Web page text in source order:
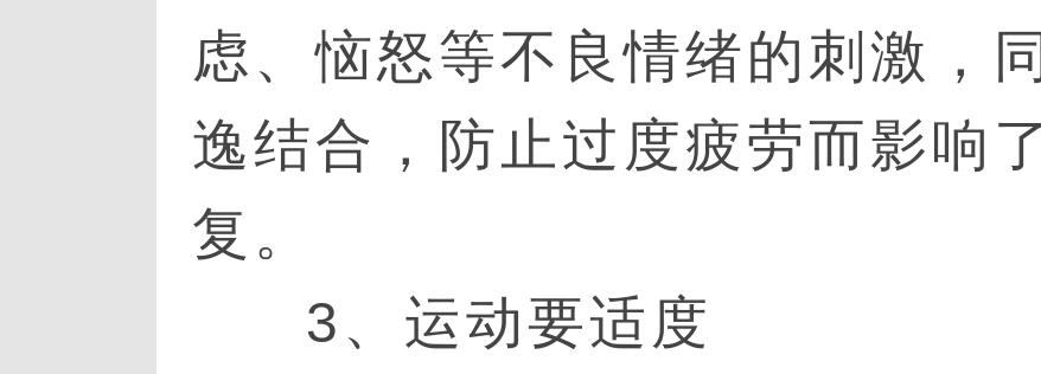
虑、恼怒等不良情绪的刺激，
逸结合，防止过度疲劳而影响
复。
3、运动要适度